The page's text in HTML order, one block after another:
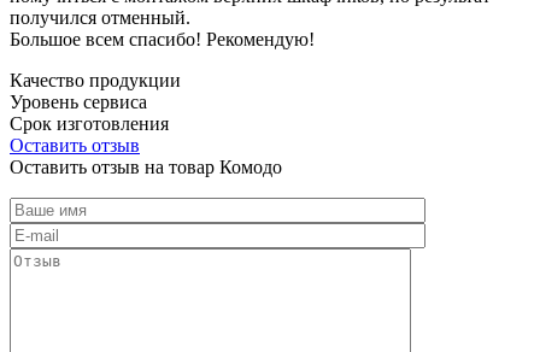
получился отменный.
Большое всем спасибо! Рекомендую!
Качество продукции
Уровень сервиса
Срок изготовления
Оставить отзыв
Оставить отзыв на товар Комодо